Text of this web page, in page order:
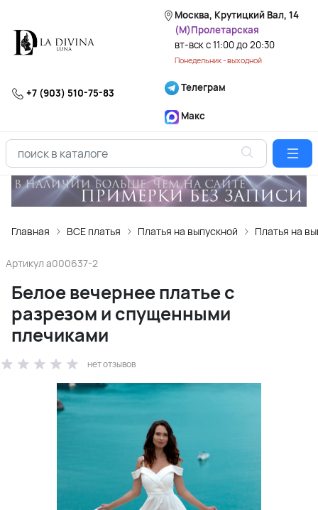
Москва, Крутицкий Вал, 14
(М)Пролетарская
вт-вск с 11:00 до 20:30
Понедельник - выходной
+7 (903) 510-75-83 Телеграм
Макс
Главная ВСЕ платья Платья на выпускной Платья на
Артикул a000637-2
Белое вечернее платье с
разрезом и спущенными
плечиками
нет отзывов